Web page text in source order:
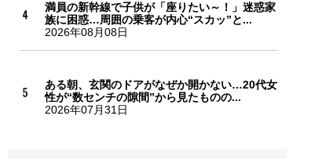
満員の新幹線で子供が「座りたい～！」迷惑家
族に困惑…周囲の乗客が内心“スカッ”と...
2026年08月08日
ある朝、玄関のドアがなぜか開かない…20代女
性が“数センチの隙間”から見たものの...
2026年07月31日